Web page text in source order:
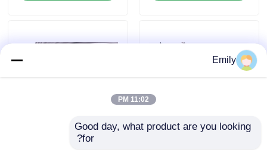
القضايا
توسيع شبكة الأسلاك المعدنية
Emily
11:02 PM
Good day, what product are you looking
for?